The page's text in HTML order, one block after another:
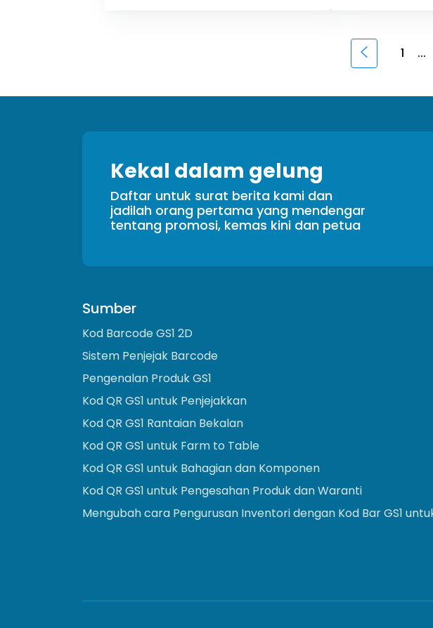
1 ...
Kekal dalam gelung
Daftar untuk surat berita kami dan
jadilah orang pertama yang mendengar
tentang promosi, kemas kini dan petua
Sumber
Kod Barcode GS1 2D
Sistem Penjejak Barcode
Pengenalan Produk GS1
Kod QR GS1 untuk Penjejakkan
Kod QR GS1 Rantaian Bekalan
Kod QR GS1 untuk Farm to Table
Kod QR GS1 untuk Bahagian dan Komponen
Kod QR GS1 untuk Pengesahan Produk dan Waranti
Mengubah cara Pengurusan Inventori dengan Kod Bar GS1